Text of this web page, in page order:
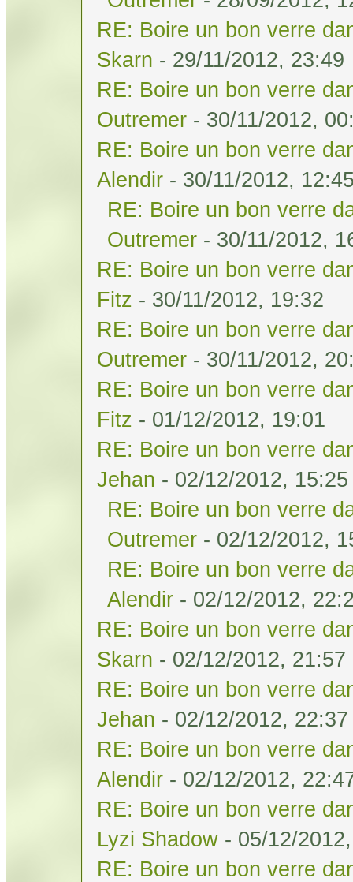
RE: Boire un bon verre
Skarn - 29/11/2012, 23:49
RE: Boire un bon verre
Outremer - 30/11/2012,
RE: Boire un bon verre
Alendir - 30/11/2012,
RE: Boire un bon verre
Outremer - 30/11/2012,
RE: Boire un bon verre
Fitz - 30/11/2012, 19:32
RE: Boire un bon verre
Outremer - 30/11/2012,
RE: Boire un bon verre
Fitz - 01/12/2012, 19:01
RE: Boire un bon verre
Jehan - 02/12/2012, 15:25
RE: Boire un bon verre
Outremer - 02/12/2012,
RE: Boire un bon verre
Alendir - 02/12/2012,
RE: Boire un bon verre
Skarn - 02/12/2012, 21:57
RE: Boire un bon verre
Jehan - 02/12/2012, 22:37
RE: Boire un bon verre
Alendir - 02/12/2012,
RE: Boire un bon verre
Lyzi Shadow - 05/12/
RE: Boire un bon verre